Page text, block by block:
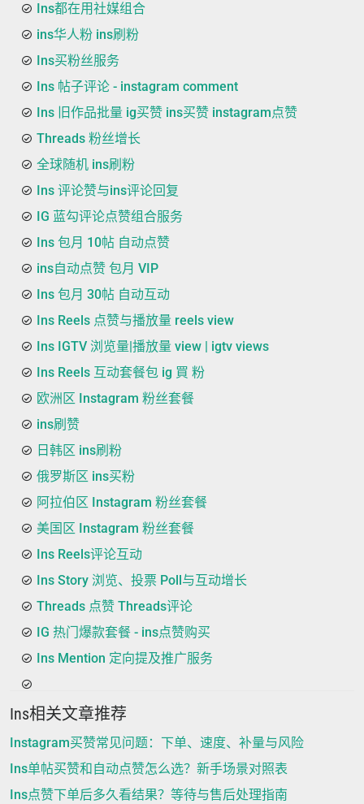
Ins都在用社媒组合
ins华人粉 ins刷粉
Ins买粉丝服务
Ins 帖子评论 - instagram comment
Ins 旧作品批量 ig买赞 ins买赞 instagram点赞
Threads 粉丝增长
全球随机 ins刷粉
Ins 评论赞与ins评论回复
IG 蓝勾评论点赞组合服务
Ins 包月 10帖 自动点赞
ins自动点赞 包月 VIP
Ins 包月 30帖 自动互动
Ins Reels 点赞与播放量 reels view
Ins IGTV 浏览量|播放量 view | igtv views
Ins Reels 互动套餐包 ig 買 粉
欧洲区 Instagram 粉丝套餐
ins刷赞
日韩区 ins刷粉
俄罗斯区 ins买粉
阿拉伯区 Instagram 粉丝套餐
美国区 Instagram 粉丝套餐
Ins Reels评论互动
Ins Story 浏览、投票 Poll与互动增长
Threads 点赞 Threads评论
IG 热门爆款套餐 - ins点赞购买
Ins Mention 定向提及推广服务
Ins相关文章推荐
Instagram买赞常见问题：下单、速度、补量与风险
Ins单帖买赞和自动点赞怎么选？新手场景对照表
Ins点赞下单后多久看结果？等待与售后处理指南